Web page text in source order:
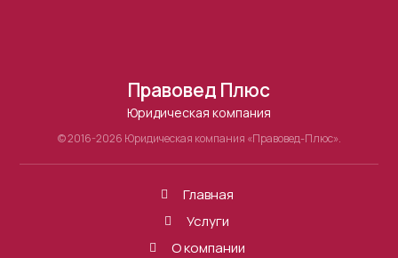
Правовед Плюс
Юридическая компания
© 2016-2026 Юридическая компания «Правовед-Плюс».
Главная
Услуги
О компании